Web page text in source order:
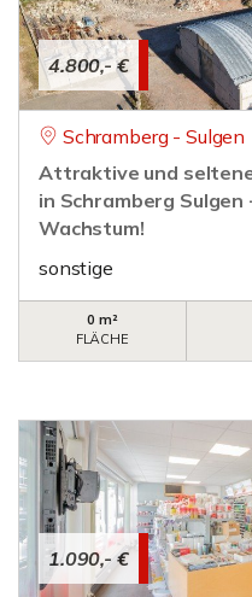
4.800,- €
Schramberg - Sulgen
Attraktive und
in Schramberg
Wachstum!
sonstige
0 m²
FLÄCHE
1.090,- €